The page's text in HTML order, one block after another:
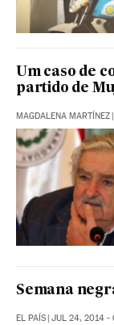
Um caso de
partido de
MAGDALENA MARTÍNEZ |
Semana
EL PAÍS | JUL 24, 2014 -